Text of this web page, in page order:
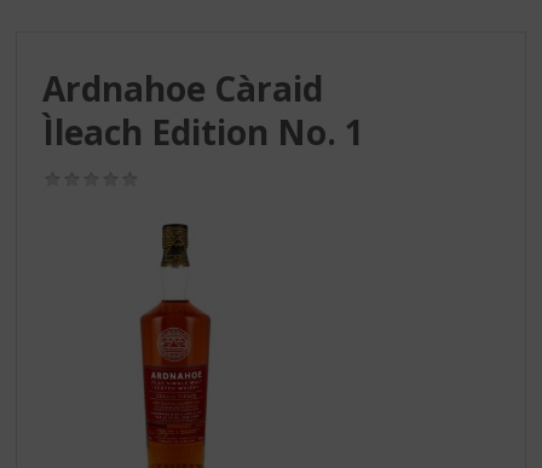
Ardnahoe Càraid
Ìleach Edition No. 1